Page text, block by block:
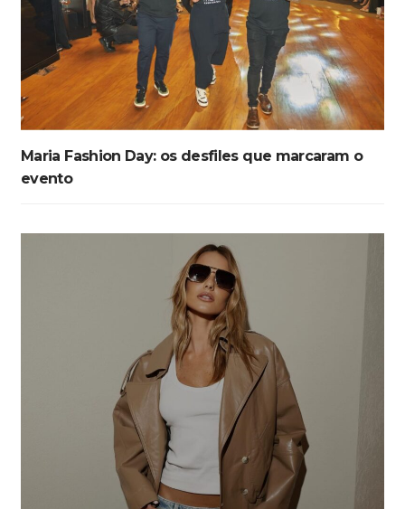
Maria Fashion Day: os desfiles que marcaram o
evento